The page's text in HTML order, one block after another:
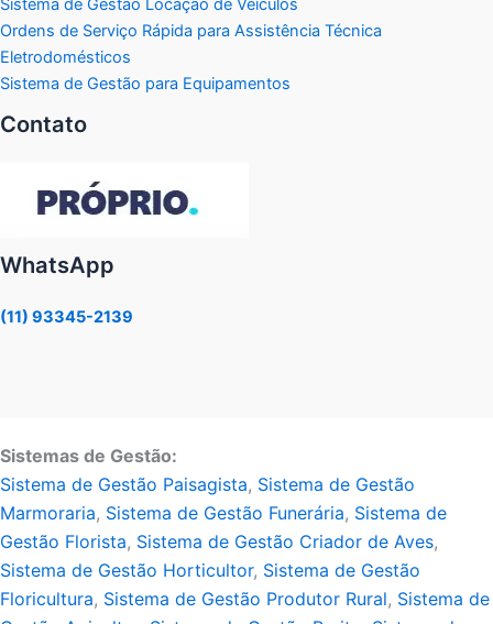
Sistema de Gestão Locação de Veículos
Ordens de Serviço Rápida para Assistência Técnica
Eletrodomésticos
Sistema de Gestão para Equipamentos
Contato
WhatsApp
(11) 93345-2139
Sistemas de Gestão:
Sistema de Gestão Paisagista, Sistema de Gestão
Marmoraria, Sistema de Gestão Funerária, Sistema de
Gestão Florista, Sistema de Gestão Criador de Aves,
Sistema de Gestão Horticultor, Sistema de Gestão
Floricultura, Sistema de Gestão Produtor Rural, Sistema de